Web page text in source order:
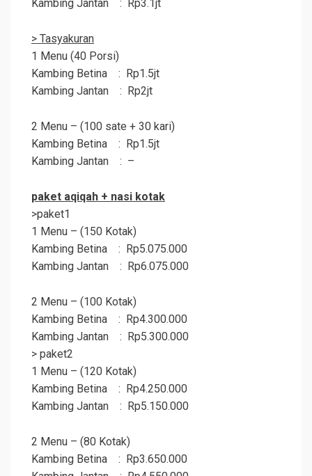
Kambing Jantan : Rp3.1jt
> Tasyakuran
1 Menu (40 Porsi)
Kambing Betina : Rp1.5jt
Kambing Jantan : Rp2jt
2 Menu – (100 sate + 30 kari)
Kambing Betina : Rp1.5jt
Kambing Jantan : –
paket aqiqah + nasi kotak
>paket1
1 Menu – (150 Kotak)
Kambing Betina : Rp5.075.000
Kambing Jantan : Rp6.075.000
2 Menu – (100 Kotak)
Kambing Betina : Rp4.300.000
Kambing Jantan : Rp5.300.000
> paket2
1 Menu – (120 Kotak)
Kambing Betina : Rp4.250.000
Kambing Jantan : Rp5.150.000
2 Menu – (80 Kotak)
Kambing Betina : Rp3.650.000